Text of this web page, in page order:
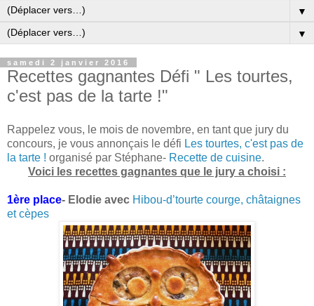
▼
▼
samedi 2 janvier 2016
Recettes gagnantes Défi " Les tourtes,
c'est pas de la tarte !"
Rappelez vous, le mois de novembre, en tant que jury du
concours, je vous annonçais le défi Les tourtes, c'est pas de
la tarte ! organisé par Stéphane- Recette de cuisine.
Voici les recettes gagnantes que le jury a choisi :
1ère place- Elodie avec Hibou-d’tourte courge, châtaignes
et cèpes